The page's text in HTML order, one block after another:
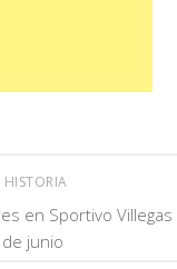
HISTORIA
en Sportivo Villegas
junio